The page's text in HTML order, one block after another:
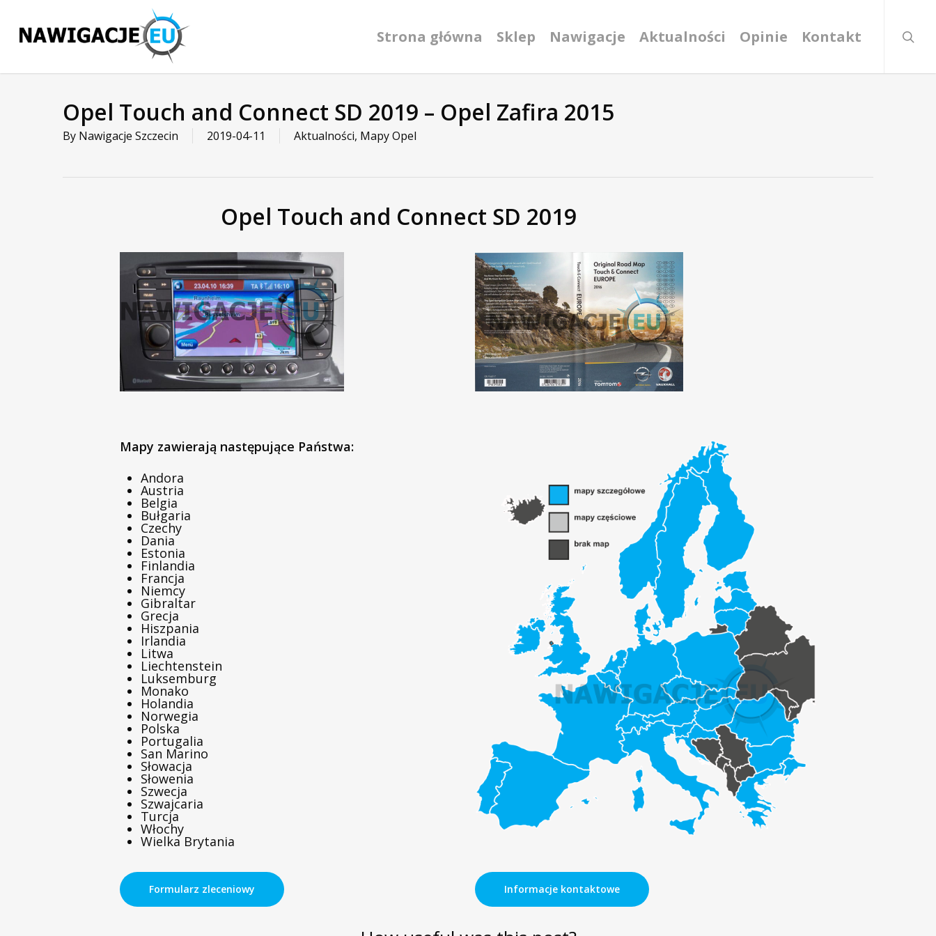
main
content Strona główna Sklep Nawigacje Aktualności Opinie Kontakt
Opel Touch and Connect SD 2019 – Opel Zafira 2015
By Nawigacje Szczecin 2019-04-11 Aktualności, Mapy Opel
Opel Touch and Connect SD 2019
Mapy zawierają następujące Państwa:
Andora
Austria
Belgia
Bułgaria
Czechy
Dania
Estonia
Finlandia
Francja
Niemcy
Gibraltar
Grecja
Hiszpania
Irlandia
Litwa
Liechtenstein
Luksemburg
Monako
Holandia
Norwegia
Polska
Portugalia
San Marino
Słowacja
Słowenia
Szwecja
Szwajcaria
Turcja
Włochy
Wielka Brytania
Formularz zleceniowy Informacje kontaktowe